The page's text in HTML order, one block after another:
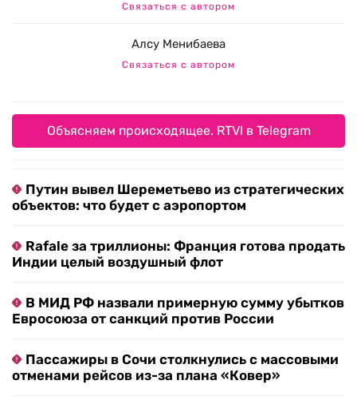
Связаться с автором
Алсу Менибаева
Связаться с автором
Объясняем происходящее. RTVI в Telegram
Путин вывел Шереметьево из стратегических
объектов: что будет с аэропортом
Rafale за триллионы: Франция готова продать
Индии целый воздушный флот
В МИД РФ назвали примерную сумму убытков
Евросоюза от санкций против России
Пассажиры в Сочи столкнулись с массовыми
отменами рейсов из-за плана «Ковер»